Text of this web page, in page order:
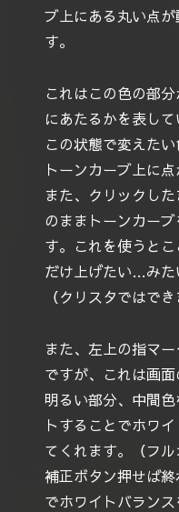
ブ上にある丸い点
す。
これはこの色の部
にあたるかを表して
この状態で変えた
トーンカーブ上に点
また、クリックし
のままトーンカー
す。これを使うと
だけ上げたい…みた
（クリスタではでき
また、左上の指マ
ですが、これは画
明るい部分、中間
トすることでホワ
てくれます。（フ
補正ボタン押せば
でホワイトバラン